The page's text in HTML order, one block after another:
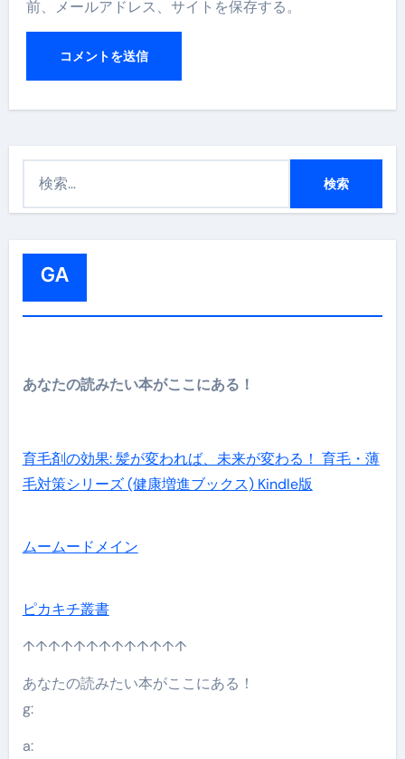
前、メールアドレス、サイトを保存する。
GA
あなたの読みたい本がここにある！
育毛剤の効果: 髪が変われば、未来が変わる！ 育毛・薄
毛対策シリーズ (健康増進ブックス) Kindle版
ムームードメイン
ピカキチ叢書
↑↑↑↑↑↑↑↑↑↑↑↑↑
あなたの読みたい本がここにある！
g:
a: